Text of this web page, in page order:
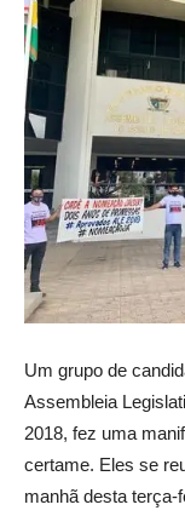
Um grupo de
Assembleia
2018, fez uma
certame. Eles se
manhã desta terça-